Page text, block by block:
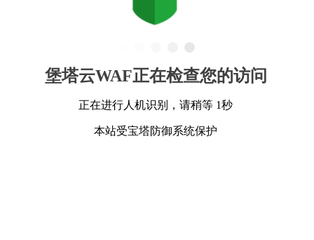
堡塔云WAF正在检查您的访问
正在进行人机识别，请稍等 1秒
本站受宝塔防御系统保护